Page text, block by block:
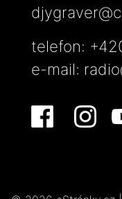
telefon:
e-mail: